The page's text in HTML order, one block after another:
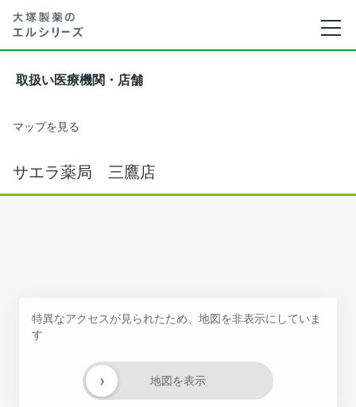
取扱い医療機関・店舗
マップを見る
サエラ薬局 三鷹店
特異なアクセスが見られたため、地図を非表示にしていま
す
地図を表示
›